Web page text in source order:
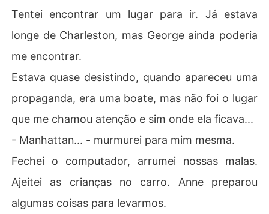
Tentei encontrar um lugar para ir. Já estava
longe de Charleston, mas George ainda poderia
me encontrar.
Estava quase desistindo, quando apareceu uma
propaganda, era uma boate, mas não foi o lugar
que me chamou atenção e sim onde ela ficava...
- Manhattan... - murmurei para mim mesma.
Fechei o computador, arrumei nossas malas.
Ajeitei as crianças no carro. Anne preparou
algumas coisas para levarmos.